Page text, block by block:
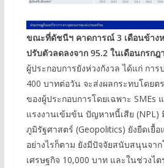
ขณะที่ดัชนีฯ คาดการณ์ 3 เดือนข้าง
ปรับตัวลดลงจาก 95.2 ในเดือนกรกฎ
ผู้ประกอบการยังห่วงกังวล ได้แก่ กา
400 บาทต่อวัน จะส่งผลกระทบโดย
ของผู้ประกอบการโดยเฉพาะ SMEs
แรงงานเข้มข้น ปัญหาหนี้เสีย
ภูมิรัฐศาสตร์ (Geopolitics) ยังยืดเยื้
อย่างไรก็ตาม ยังมีปัจจัยสนับสนุนจา
เศรษฐกิจ 10,000 บาท และในช่วงไ